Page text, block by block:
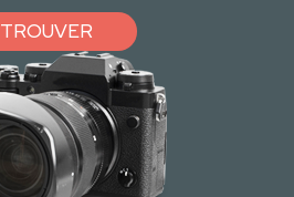
TROUVER